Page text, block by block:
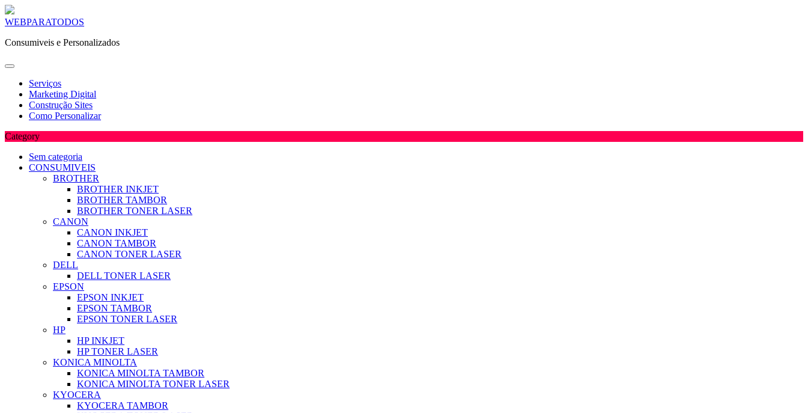
Skip
content
WEBPARATODOS
Consumiveis e Personalizados
Serviços
Marketing Digital
Construção Sites
Como Personalizar
Category
Sem categoria
CONSUMIVEIS
BROTHER
BROTHER INKJET
BROTHER TAMBOR
BROTHER TONER LASER
CANON
CANON INKJET
CANON TAMBOR
CANON TONER LASER
DELL
DELL TONER LASER
EPSON
EPSON INKJET
EPSON TAMBOR
EPSON TONER LASER
HP
HP INKJET
HP TONER LASER
KONICA MINOLTA
KONICA MINOLTA TAMBOR
KONICA MINOLTA TONER LASER
KYOCERA
KYOCERA TAMBOR